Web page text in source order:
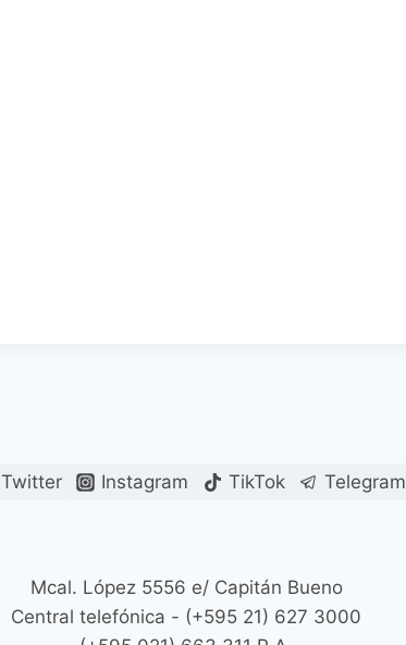
Twitter Instagram TikTok Telegram
Mcal. López 5556 e/ Capitán Bueno
Central telefónica - (+595 21) 627 3000